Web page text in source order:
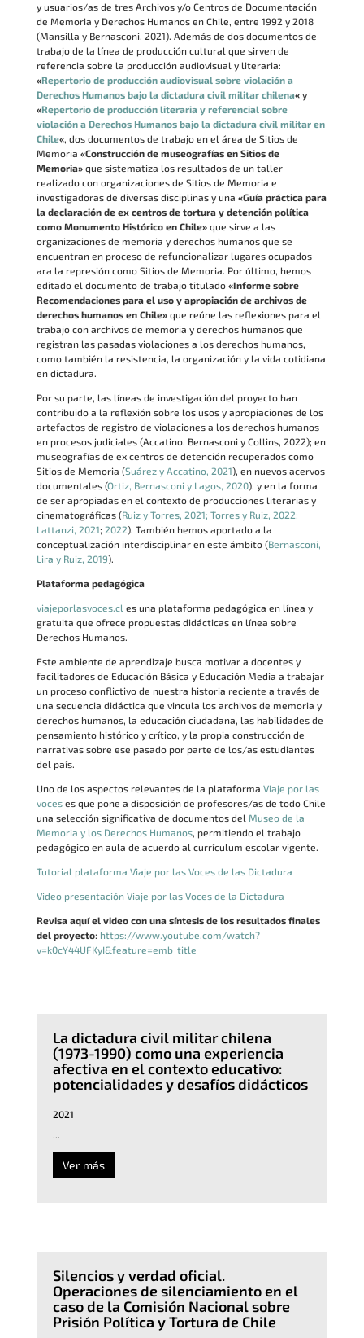
y usuarios/as de tres Archivos y/o Centros de Documentación
de Memoria y Derechos Humanos en Chile, entre 1992 y 2018
(Mansilla y Bernasconi, 2021). Además de dos documentos de
trabajo de la línea de producción cultural que sirven de
referencia sobre la producción audiovisual y literaria:
«Repertorio de producción audiovisual sobre violación a
Derechos Humanos bajo la dictadura civil militar chilena«y
«Repertorio de producción literaria y referencial sobre
violación a Derechos Humanos bajo la dictadura civil militar en
Chile«, dos documentos de trabajo en el área de Sitios de
Memoria «Construcción de museografías en Sitios de
Memoria» que sistematiza los resultados de un taller
realizado con organizaciones de Sitios de Memoria e
investigadoras de diversas disciplinas y una «Guía práctica para
la declaración de ex centros de tortura y detención política
como Monumento Histórico en Chile»que sirve a las
organizaciones de memoria y derechos humanos que se
encuentran en proceso de refuncionalizar lugares ocupados
ara la represión como Sitios de Memoria. Por último, hemos
editado el documento de trabajo titulado «Informe sobre
Recomendaciones para el uso y apropiación de archivos de
derechos humanos en Chile»que reúne las reflexiones para el
trabajo con archivos de memoria y derechos humanos que
registran las pasadas violaciones a los derechos humanos,
como también la resistencia, la organización y la vida cotidiana
en dictadura.
Por su parte, las líneas de investigación del proyecto han
contribuido a la reflexión sobre los usos y apropiaciones de los
artefactos de registro de violaciones a los derechos humanos
en procesos judiciales (Accatino, Bernasconi y Collins, 2022); en
museografías de ex centros de detención recuperados como
Sitios de Memoria (Suárez y Accatino, 2021), en nuevos acervos
documentales (Ortiz, Bernasconi y Lagos, 2020), y en la forma
de ser apropiadas en el contexto de producciones literarias y
cinematográficas (Ruiz y Torres, 2021; Torres y Ruiz, 2022;
Lattanzi, 2021; 2022). También hemos aportado a la
conceptualización interdisciplinar en este ámbito (Bernasconi,
Lira y Ruiz, 2019).
Plataforma pedagógica
viajeporlasvoces.cl es una plataforma pedagógica en línea y
gratuita que ofrece propuestas didácticas en línea sobre
Derechos Humanos.
Este ambiente de aprendizaje busca motivar a docentes y
facilitadores de Educación Básica y Educación Media a trabajar
un proceso conflictivo de nuestra historia reciente a través de
una secuencia didáctica que vincula los archivos de memoria y
derechos humanos, la educación ciudadana, las habilidades de
pensamiento histórico y crítico, y la propia construcción de
narrativas sobre ese pasado por parte de los/as estudiantes
del país.
Uno de los aspectos relevantes de la plataforma Viaje por las
voceses que pone a disposición de profesores/as de todo Chile
una selección significativa de documentos del Museo de la
Memoria y los Derechos Humanos, permitiendo el trabajo
pedagógico en aula de acuerdo al currículum escolar vigente.
Tutorial plataforma Viaje por las Voces de las Dictadura
Video presentación Viaje por las Voces de la Dictadura
Revisa aquí el video con una síntesis de los resultados finales
del proyecto: https://www.youtube.com/watch?
v=k0cY44UFKyI&feature=emb_title
La dictadura civil militar chilena
(1973-1990) como una experiencia
afectiva en el contexto educativo:
potencialidades y desafíos didácticos
2021
...
Ver más
Silencios y verdad oficial.
Operaciones de silenciamiento en el
caso de la Comisión Nacional sobre
Prisión Política y Tortura de Chile